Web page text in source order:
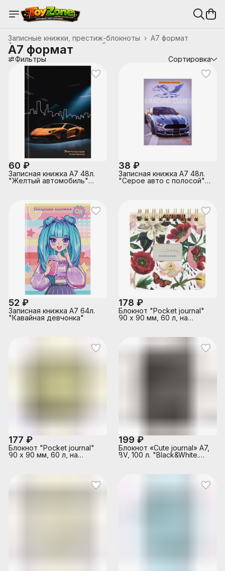
А7 формат
Записные книжки, престиж-блокноты ›
Анкеты, записные книжки, блокноты
Канцтовары, школьные принадлежности
Главная ›
А7 формат
Фильтры Сортировка
60 ₽
Записная книжка А7 48л.
"Желтый автомобиль"
38 ₽
Записная книжка А7 48л.
"Серое авто с полосой"
52 ₽
Записная книжка А7 64л.
"Кавайная девчонка"
178 ₽
Блокнот "Pocket journal"
90 х 90 мм, 60 л, на
177 ₽
Блокнот "Pocket journal"
90 х 90 мм, 60 л, на
199 ₽
Блокнот «Cute journal» A7,
BV, 100 л. "Black&White.